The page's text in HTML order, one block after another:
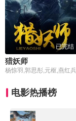
已完结
猎妖师
杨惊羽,郭思彤,元枢,燕红兵
电影热播榜